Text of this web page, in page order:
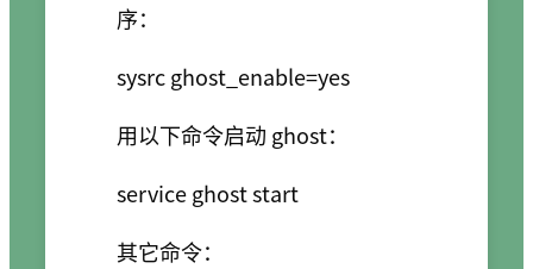
序：
用以下命令启动 ghost：
其它命令：